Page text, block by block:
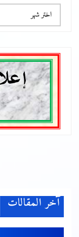
الأرشيف
آخر المقالات